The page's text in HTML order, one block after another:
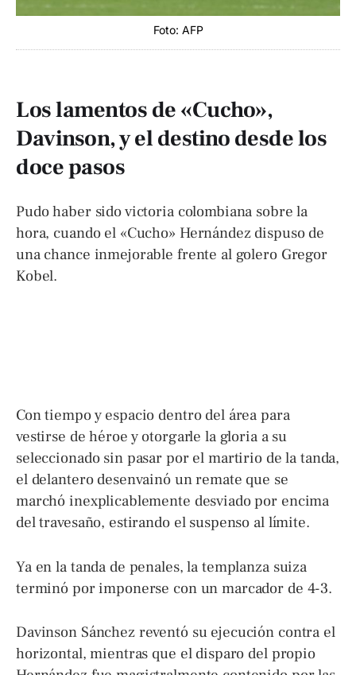
Foto: AFP
Los lamentos de «Cucho»,
Davinson, y el destino desde los
doce pasos
Pudo haber sido victoria colombiana sobre la
hora, cuando el «Cucho» Hernández dispuso de
una chance inmejorable frente al golero Gregor
Kobel.
Con tiempo y espacio dentro del área para
vestirse de héroe y otorgarle la gloria a su
seleccionado sin pasar por el martirio de la tanda,
el delantero desenvainó un remate que se
marchó inexplicablemente desviado por encima
del travesaño, estirando el suspenso al límite.
Ya en la tanda de penales, la templanza suiza
terminó por imponerse con un marcador de 4-3.
Davinson Sánchez reventó su ejecución contra el
horizontal, mientras que el disparo del propio